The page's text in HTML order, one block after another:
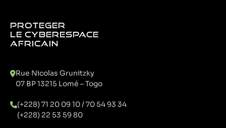
PROTEGER
LE CYBERESPACE
AFRICAIN
Rue Nicolas Grunitzky
07 BP 13215 Lomé – Togo
(+228) 71 20 09 10 / 70 54 93 34
(+228) 22 53 59 80